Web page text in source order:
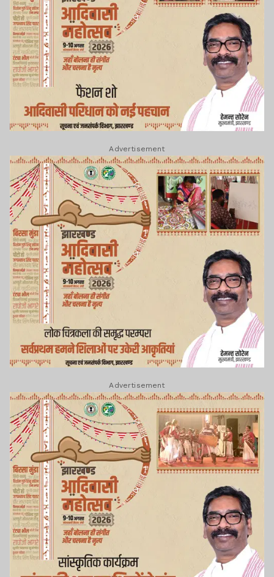
Advertisement
Advertisement